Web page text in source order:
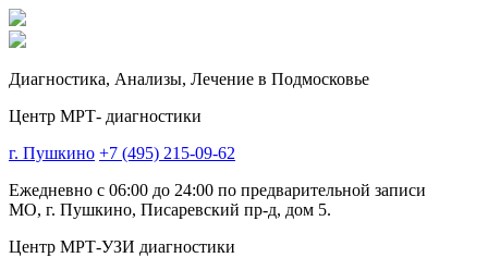
Диагностика, Анализы, Лечение в Подмосковье
Центр МРТ- диагностики
г. Пушкино +7 (495) 215-09-62
Ежедневно с 06:00 до 24:00 по предварительной записи
МО, г. Пушкино, Писаревский пр-д, дом 5.
Центр МРТ-УЗИ диагностики